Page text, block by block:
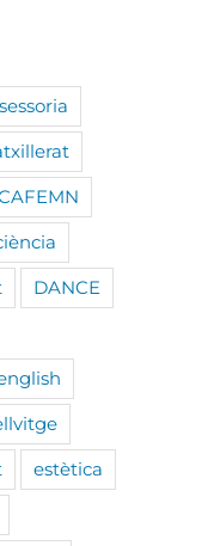
DANCE
estètica